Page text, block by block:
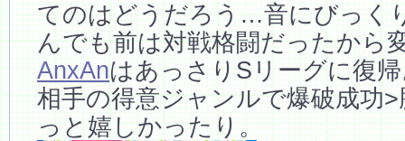
てのはどうだろう…音にびっく
んでも前は対戦格闘だったから
AnxAnはあっさりSリーグに復
相手の得意ジャンルで爆破成功
っと嬉しかったり。